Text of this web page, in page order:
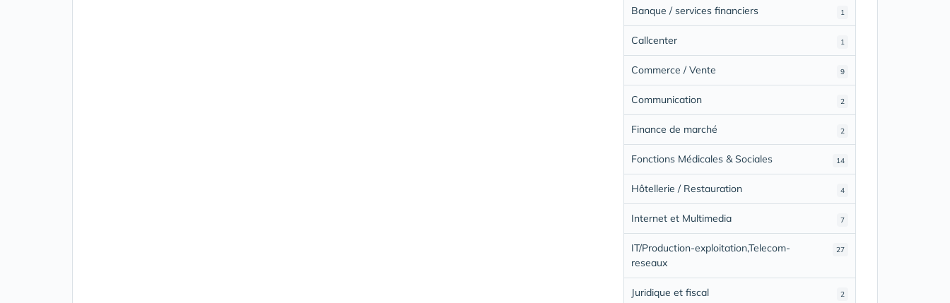
1
Banque / services financiers
1
Callcenter
9
Commerce / Vente
2
Communication
2
Finance de marché
14
Fonctions Médicales & Sociales
4
Hôtellerie / Restauration
7
Internet et Multimedia
27
IT/Production-exploitation,Telecom-
reseaux
2
Juridique et fiscal